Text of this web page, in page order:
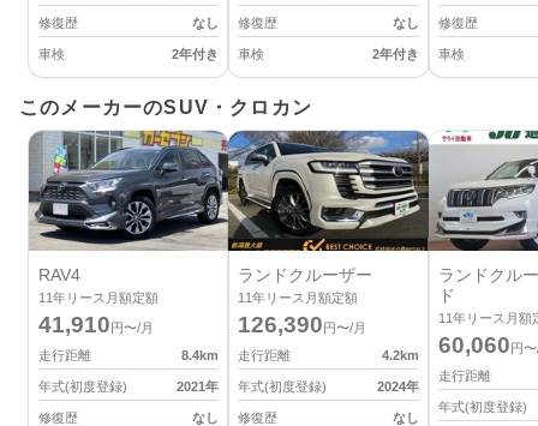
修復歴 なし
車検 2年付き
修復歴 なし
車検 2年付き
修復歴
車検
このメーカーのSUV・クロカン
RAV4
11年リース月額定額
41,910円〜/月
走行距離
8.4km
年式(初度登録) 2021年
修復歴 なし
ランドクルーザー
11年リース月額定額
126,390円〜/月
走行距離
4.2km
年式(初度登録) 2024年
修復歴 なし
ランドクル
ド
11年リース月額
60,060円
走行距離
年式(初度登録)